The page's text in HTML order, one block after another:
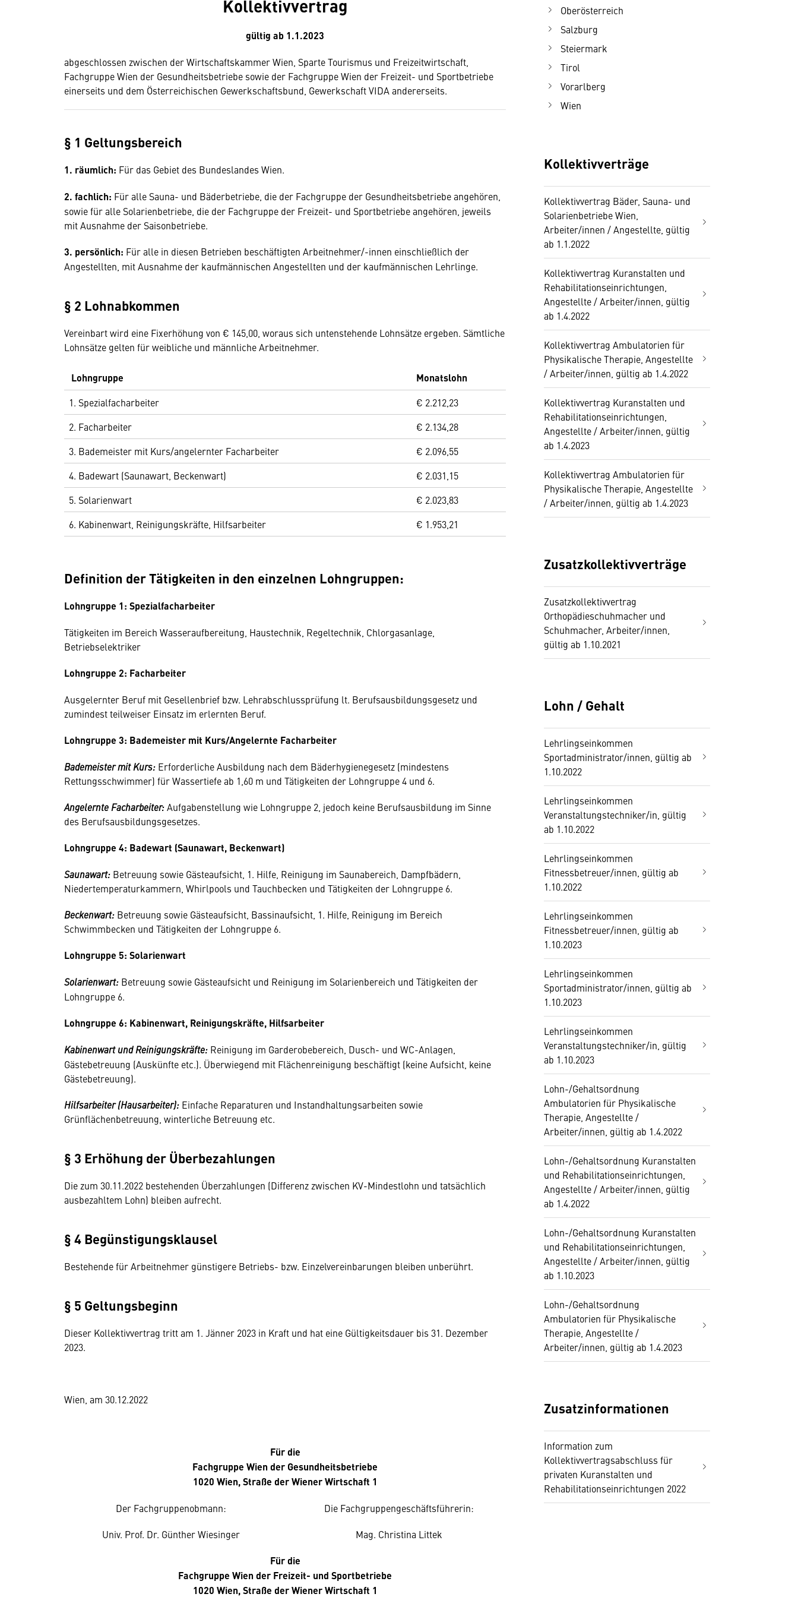
Kollektivvertrag
gültig ab 1.1.2023
abgeschlossen zwischen der Wirtschaftskammer Wien, Sparte Tourismus und Freizeitwirtschaft,
Fachgruppe Wien der Gesundheitsbetriebe sowie der Fachgruppe Wien der Freizeit- und Sportbetriebe
einerseits und dem Österreichischen Gewerkschaftsbund, Gewerkschaft VIDA andererseits.
§ 1 Geltungsbereich
1. räumlich: Für das Gebiet des Bundeslandes Wien.
2. fachlich: Für alle Sauna- und Bäderbetriebe, die der Fachgruppe der Gesundheitsbetriebe angehören,
sowie für alle Solarienbetriebe, die der Fachgruppe der Freizeit- und Sportbetriebe angehören, jeweils
mit Ausnahme der Saisonbetriebe.
3. persönlich: Für alle in diesen Betrieben beschäftigten Arbeitnehmer/-innen einschließlich der
Angestellten, mit Ausnahme der kaufmännischen Angestellten und der kaufmännischen Lehrlinge.
§ 2 Lohnabkommen
Vereinbart wird eine Fixerhöhung von € 145,00, woraus sich untenstehende Lohnsätze ergeben. Sämtliche
Lohnsätze gelten für weibliche und männliche Arbeitnehmer.
Lohngruppe Monatslohn
1. Spezialfacharbeiter
€ 2.212,23
2. Facharbeiter
€ 2.134,28
3. Bademeister mit Kurs/angelernter Facharbeiter
€ 2.096,55
4. Badewart (Saunawart, Beckenwart)
€ 2.031,15
5. Solarienwart
€ 2.023,83
6. Kabinenwart, Reinigungskräfte, Hilfsarbeiter
€ 1.953,21
Definition der Tätigkeiten in den einzelnen Lohngruppen:
Lohngruppe 1: Spezialfacharbeiter
Tätigkeiten im Bereich Wasseraufbereitung, Haustechnik, Regeltechnik, Chlorgasanlage,
Betriebselektriker
Lohngruppe 2: Facharbeiter
Ausgelernter Beruf mit Gesellenbrief bzw. Lehrabschlussprüfung lt. Berufsausbildungsgesetz und
zumindest teilweiser Einsatz im erlernten Beruf.
Lohngruppe 3: Bademeister mit Kurs/Angelernte Facharbeiter
Bademeister mit Kurs: Erforderliche Ausbildung nach dem Bäderhygienegesetz (mindestens
Rettungsschwimmer) für Wassertiefe ab 1,60 m und Tätigkeiten der Lohngruppe 4 und 6.
Angelernte Facharbeiter:Aufgabenstellung wie Lohngruppe 2, jedoch keine Berufsausbildung im Sinne
des Berufsausbildungsgesetzes.
Lohngruppe 4: Badewart (Saunawart, Beckenwart)
Saunawart: Betreuung sowie Gästeaufsicht, 1. Hilfe, Reinigung im Saunabereich, Dampfbädern,
Niedertemperaturkammern, Whirlpools und Tauchbecken und Tätigkeiten der Lohngruppe 6.
Beckenwart: Betreuung sowie Gästeaufsicht, Bassinaufsicht, 1. Hilfe, Reinigung im Bereich
Schwimmbecken und Tätigkeiten der Lohngruppe 6.
Lohngruppe 5: Solarienwart
Solarienwart: Betreuung sowie Gästeaufsicht und Reinigung im Solarienbereich und Tätigkeiten der
Lohngruppe 6.
Lohngruppe 6: Kabinenwart, Reinigungskräfte, Hilfsarbeiter
Kabinenwart und Reinigungskräfte: Reinigung im Garderobebereich, Dusch- und WC-Anlagen,
Gästebetreuung (Auskünfte etc.). Überwiegend mit Flächenreinigung beschäftigt (keine Aufsicht, keine
Gästebetreuung).
Hilfsarbeiter (Hausarbeiter): Einfache Reparaturen und Instandhaltungsarbeiten sowie
Grünflächenbetreuung, winterliche Betreuung etc.
§ 3 Erhöhung der Überbezahlungen
Die zum 30.11.2022 bestehenden Überzahlungen (Differenz zwischen KV-Mindestlohn und tatsächlich
ausbezahltem Lohn) bleiben aufrecht.
§ 4 Begünstigungsklausel
Bestehende für Arbeitnehmer günstigere Betriebs- bzw. Einzelvereinbarungen bleiben unberührt.
§ 5 Geltungsbeginn
Dieser Kollektivvertrag tritt am 1. Jänner 2023 in Kraft und hat eine Gültigkeitsdauer bis 31. Dezember
2023.
Wien, am 30.12.2022
Für die
Fachgruppe Wien der Gesundheitsbetriebe
1020 Wien, Straße der Wiener Wirtschaft 1
Der Fachgruppenobmann:
Univ. Prof. Dr. Günther Wiesinger
Die Fachgruppengeschäftsführerin:
Mag. Christina Littek
Für die
Fachgruppe Wien der Freizeit- und Sportbetriebe
1020 Wien, Straße der Wiener Wirtschaft 1
Oberösterreich
Salzburg
Steiermark
Tirol
Vorarlberg
Wien
Kollektivverträge
Kollektivvertrag Bäder, Sauna- und
Solarienbetriebe Wien,
Arbeiter/innen / Angestellte, gültig
ab 1.1.2022
Kollektivvertrag Kuranstalten und
Rehabilitationseinrichtungen,
Angestellte / Arbeiter/innen, gültig
ab 1.4.2022
Kollektivvertrag Ambulatorien für
Physikalische Therapie, Angestellte
/ Arbeiter/innen, gültig ab 1.4.2022
Kollektivvertrag Kuranstalten und
Rehabilitationseinrichtungen,
Angestellte / Arbeiter/innen, gültig
ab 1.4.2023
Kollektivvertrag Ambulatorien für
Physikalische Therapie, Angestellte
/ Arbeiter/innen, gültig ab 1.4.2023
Zusatzkollektivverträge
Zusatzkollektivvertrag
Orthopädieschuhmacher und
Schuhmacher, Arbeiter/innen,
gültig ab 1.10.2021
Lohn / Gehalt
Lehrlingseinkommen
Sportadministrator/innen, gültig ab
1.10.2022
Lehrlingseinkommen
Veranstaltungstechniker/in, gültig
ab 1.10.2022
Lehrlingseinkommen
Fitnessbetreuer/innen, gültig ab
1.10.2022
Lehrlingseinkommen
Fitnessbetreuer/innen, gültig ab
1.10.2023
Lehrlingseinkommen
Sportadministrator/innen, gültig ab
1.10.2023
Lehrlingseinkommen
Veranstaltungstechniker/in, gültig
ab 1.10.2023
Lohn-/Gehaltsordnung
Ambulatorien für Physikalische
Therapie, Angestellte /
Arbeiter/innen, gültig ab 1.4.2022
Lohn-/Gehaltsordnung Kuranstalten
und Rehabilitationseinrichtungen,
Angestellte / Arbeiter/innen, gültig
ab 1.4.2022
Lohn-/Gehaltsordnung Kuranstalten
und Rehabilitationseinrichtungen,
Angestellte / Arbeiter/innen, gültig
ab 1.10.2023
Lohn-/Gehaltsordnung
Ambulatorien für Physikalische
Therapie, Angestellte /
Arbeiter/innen, gültig ab 1.4.2023
Zusatzinformationen
Information zum
Kollektivvertragsabschluss für
privaten Kuranstalten und
Rehabilitationseinrichtungen 2022